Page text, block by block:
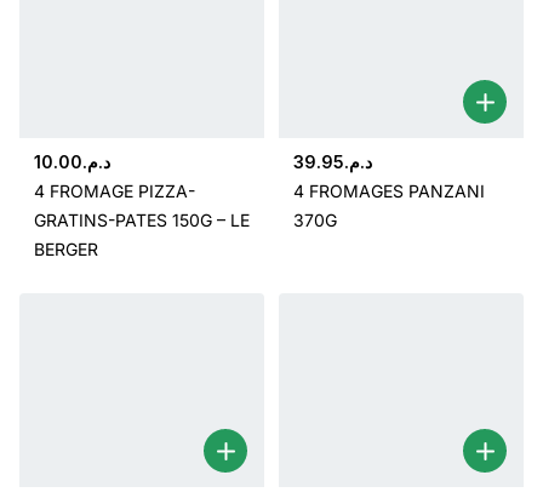
د.م.10.00
4 FROMAGE PIZZA-
GRATINS-PATES 150G – LE
BERGER
د.م.39.95
4 FROMAGES PANZANI
370G